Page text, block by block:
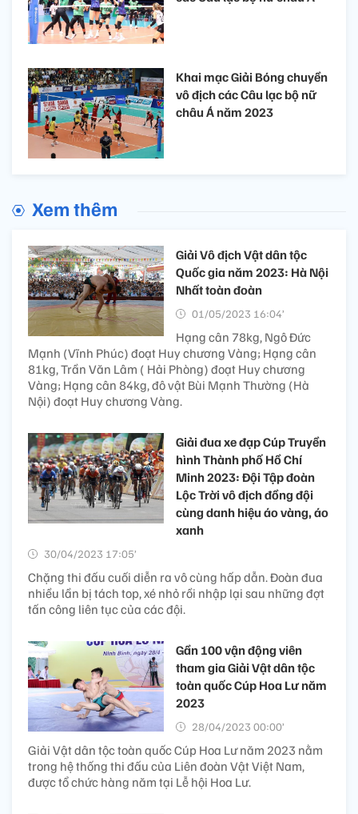
Khai mạc Giải Bóng chuyền
vô địch các Câu lạc bộ nữ
châu Á năm 2023
Xem thêm
Giải Vô địch Vật dân tộc
Quốc gia năm 2023: Hà Nội
Nhất toàn đoàn
01/05/2023 16:04’
Hạng cân 78kg, Ngô Đức
Mạnh (Vĩnh Phúc) đoạt Huy chương Vàng; Hạng cân
81kg, Trần Văn Lâm ( Hải Phòng) đoạt Huy chương
Vàng; Hạng cân 84kg, đô vật Bùi Mạnh Thường (Hà
Nội) đoạt Huy chương Vàng.
Giải đua xe đạp Cúp Truyền
hình Thành phố Hồ Chí
Minh 2023: Đội Tập đoàn
Lộc Trời vô địch đồng đội
cùng danh hiệu áo vàng, áo
xanh
30/04/2023 17:05’
Chặng thi đấu cuối diễn ra vô cùng hấp dẫn. Đoàn đua
nhiều lần bị tách top, xé nhỏ rồi nhập lại sau những đợt
tấn công liên tục của các đội.
Gần 100 vận động viên
tham gia Giải Vật dân tộc
toàn quốc Cúp Hoa Lư năm
2023
28/04/2023 00:00’
Giải Vật dân tộc toàn quốc Cúp Hoa Lư năm 2023 nằm
trong hệ thống thi đấu của Liên đoàn Vật Việt Nam,
được tổ chức hàng năm tại Lễ hội Hoa Lư.